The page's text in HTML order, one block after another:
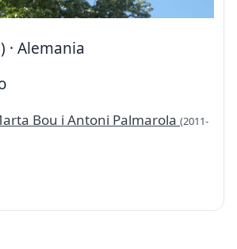
· Alemania
Bou i Antoni Palmarola (2011-